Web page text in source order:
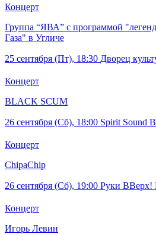
Концерт
Группа “ЯВА” с программой
Газа" в Угличе
25 сентября (Пт), 18:30 Дворец
Концерт
BLACK SCUM
26 сентября (Сб), 18:00 Spirit Sound
Концерт
ChipaChip
26 сентября (Сб), 19:00 Руки ВВерх!
Концерт
Игорь Левин